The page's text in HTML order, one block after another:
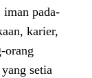
iman pada-
karier,
orang
setia